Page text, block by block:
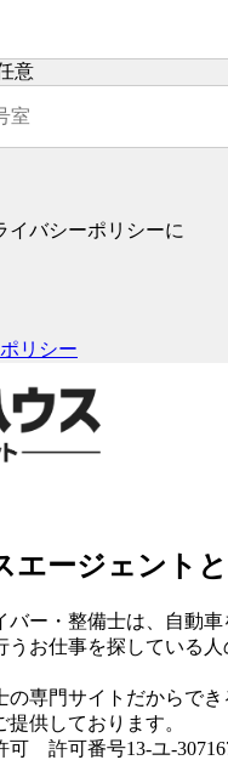
意
イバシーポリシーに
リシー
エージェント
バー・整備士は、自動
うお仕事を探している
の専門サイトだからで
供しております。
可 許可番号13-ユ-